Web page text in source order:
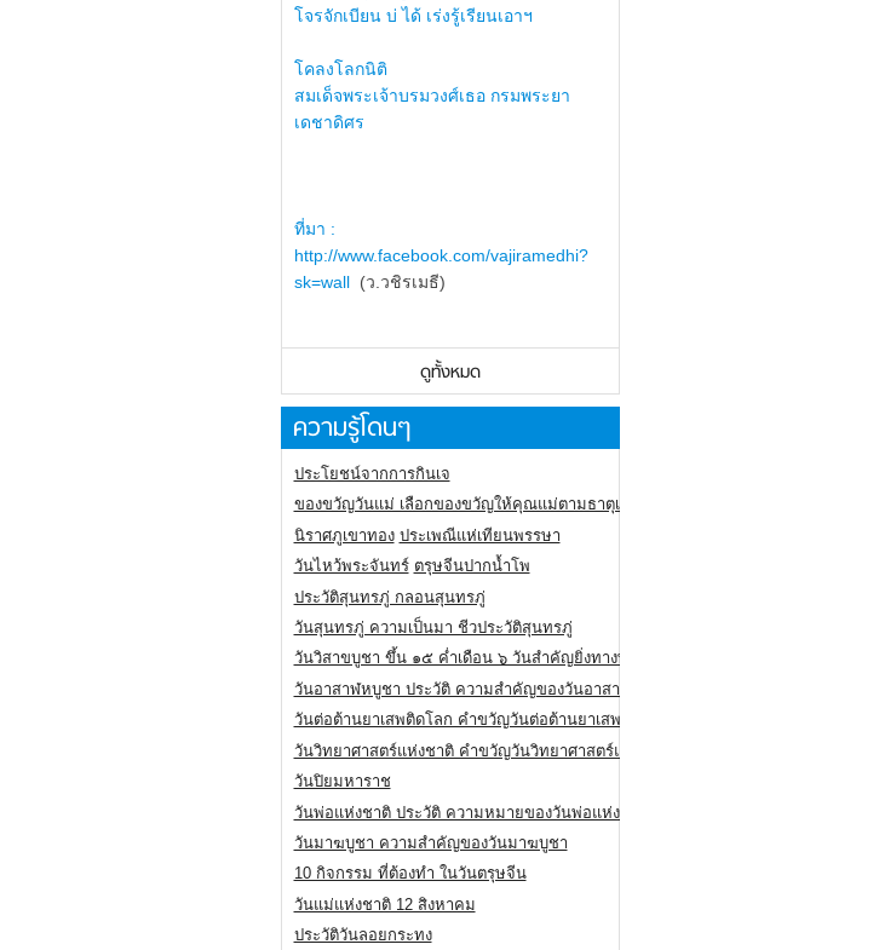
โจรจักเบียน บ่ ได้ เร่งรู้เรียนเอาฯ
โคลงโลกนิติ
สมเด็จพระเจ้าบรมวงศ์เธอ กรมพระยา
เดชาดิศร
ที่มา :
http://www.facebook.com/vajiramedhi?
sk=wall(ว.วชิรเมธี)
ดูทั้งหมด
ความรู้โดนๆ
ประโยชน์จากการกินเจ
ของขวัญวันแม่ เลือกของขวัญให้คุณแม่ตามธาตุเกิด
นิราศภูเขาทอง ประเพณีแห่เทียนพรรษา
วันไหว้พระจันทร์ ตรุษจีนปากน้ำโพ
ประวัติสุนทรภู่ กลอนสุนทรภู่
วันสุนทรภู่ ความเป็นมา ชีวประวัติสุนทรภู่
วันวิสาขบูชา ขึ้น ๑๕ ค่ำเดือน ๖ วันสำคัญยิ่งทางพระพุทธศาสนา
วันอาสาฬหบูชา ประวัติ ความสําคัญของวันอาสาฬหบูชา
วันต่อต้านยาเสพติดโลก คำขวัญวันต่อต้านยาเสพติดสากล
วันวิทยาศาสตร์แห่งชาติ คำขวัญวันวิทยาศาสตร์แห่งชาติ
วันปิยมหาราช
วันพ่อแห่งชาติ ประวัติ ความหมายของวันพ่อแห่งชาติ
วันมาฆบูชา ความสำคัญของวันมาฆบูชา
10 กิจกรรม ที่ต้องทำ ในวันตรุษจีน
วันแม่แห่งชาติ 12 สิงหาคม
ประวัติวันลอยกระทง